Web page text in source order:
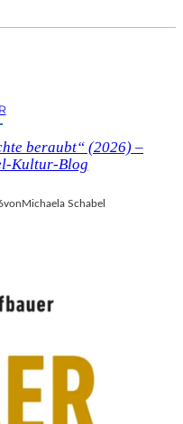
beraubt“ (2026) –
Kultur-Blog
vonMichaela Schabel